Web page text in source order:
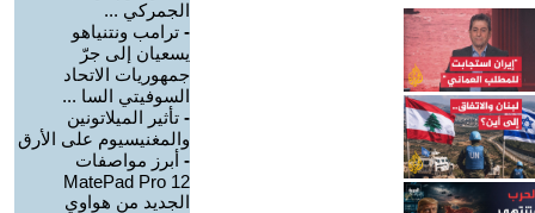
الجمركي ...
- ترامب ونتنياهو
يسعيان إلى جرّ
جمهوريات الاتحاد
السوفيتي السا ...
- تأثير الميلاتونين
والمغنيسيوم على الأرق
- أبرز مواصفات
MatePad Pro 12
الجديد من هواوي